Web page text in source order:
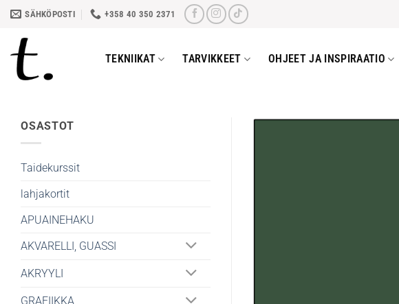
Skip
content
SÄHKÖPOSTI +358 40 350 2371
TEKNIIKAT TARVIKKEET OHJEET JA INSPIRAATIO
OSASTOT
Taidekurssit
lahjakortit
APUAINEHAKU
AKVARELLI, GUASSI
AKRYYLI
GRAFIIKKA